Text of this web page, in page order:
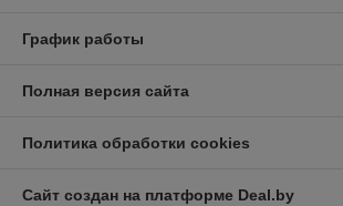
График работы
Полная версия сайта
Политика обработки cookies
Сайт создан на платформе Deal.by